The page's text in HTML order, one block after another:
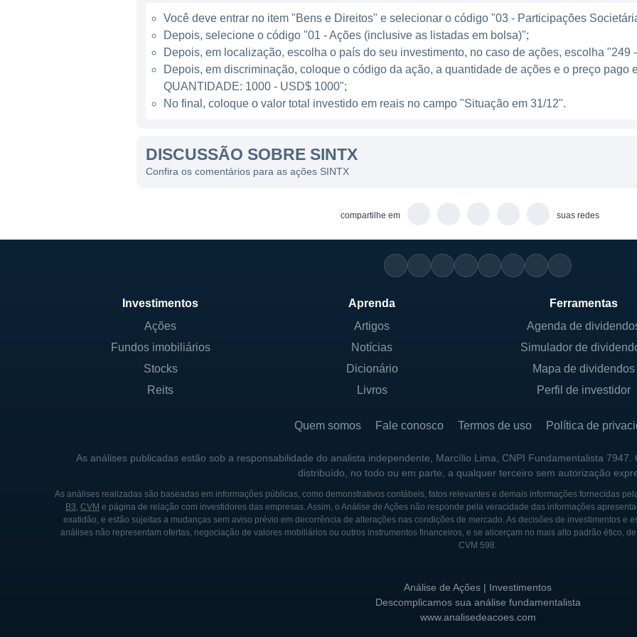
desenvolvimento, visando sempre a inovação de seus produtos. O foco da SINTX
permite-lhe atender a uma demanda crescente por materiais mais leves e
mundo cada vez mais tecnologicamente avançado.
A SINTX HOJE
Sua estratégia inclui um diversificado portfólio de produtos que são desenvolvidos
nichos de mercado, evidenciando o potencial da empresa para gerar novas
A empresa acredita profundamente na importância da sustentabilidade e do impacto
operações. Portanto, adota práticas que minimizam os resíduos e promovem a
seu compromisso com a responsabilidade ambiental e o desenvolvimento sustentável.
HISTÓRICO DA SINTX
A SINTX Technologies foi fundada com o intuito de revolucionar a forma como os
utilizados nas indústrias. Desde seus primórdios, a empresa se tem dedicado a
silício, buscando diversas formas de aplicar suas propriedades únicas em soluções
patentes e tecnologias exclusivas.
Com o crescimento da empresa, diversas aquisições e parcerias foram realizadas,
apenas expandir seu alcance em várias indústrias, mas também fortalecer sua
inovação. A história da SINTX é marcada pela busca constante por excelência e
produtos podem ter na vida das pessoas, principalmente na área da saúde.
A trajetória da SINTX Technologies reflete uma jornada de inovação e
para fazer frente aos desafios do mercado atual, sempre com um olhar no futuro e
soluções que melhorem a vida das pessoas e a eficiência industrial.
Você deve entrar no item "Bens e Direitos" e selecionar o código "03 - Participações
Depois, selecione o código "01 - Ações (inclusive as listadas em bolsa)";
Depois, em localização, escolha o país do seu investimento, no caso de ações, escolha "249
Depois, em discriminação, coloque o código da ação, a quantidade de ações e o preço pago
QUANTIDADE: 1000 - USD$ 1000";
No final, coloque o valor total investido em reais no campo "Situação em 31/12".
DISCUSSÃO SOBRE SINTX
Confira os comentários para as ações SINTX
compartilhe em suas redes
Investimentos
Ações
Fundos imobiliários
Stocks
Reits
Aprenda
Artigos
Notícias
Dicionário
Livros
Ferramentas
Agenda de
Simulador de
Mapa de dividendos
Perfil de investidor
Quem somos Fale conosco Termos de uso Política de
As análises publicadas estão sob a responsabilidade do analista independente, Marcílio Lima, CNPI Fundamentalista
distribuído, no todo ou em parte, a qualquer terceiro sem autorização
As análises realizadas são baseadas em informações públicas, como demonstrativos contábeis, fatos relevantes e demais informações fornecidas
B3, CVM e página de relação com investidores das empresas. Assim, o Análise de Ações não responde pela veracidade das informações
exatidão, e estão sujeitas a mudanças sem aviso prévio em decorrência de alterações nas condições de mercado. As decisões de investimentos e
análises não representam ofertas, negociação de valores mobiliários ou outros instrumentos financeiros, e se alicerçam no mais alto padrão ético,
CVM 598.
Análise de Ações | Investimentos
Descomplicamos sua análise fundamentalista
www.analisedeacoes.com